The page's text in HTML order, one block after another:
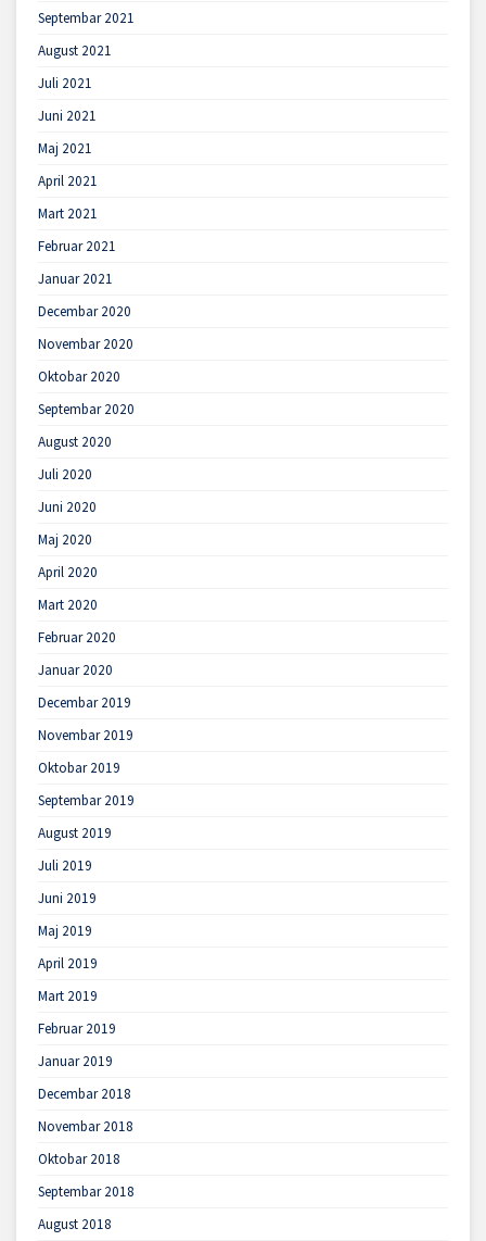
Septembar 2021
August 2021
Juli 2021
Juni 2021
Maj 2021
April 2021
Mart 2021
Februar 2021
Januar 2021
Decembar 2020
Novembar 2020
Oktobar 2020
Septembar 2020
August 2020
Juli 2020
Juni 2020
Maj 2020
April 2020
Mart 2020
Februar 2020
Januar 2020
Decembar 2019
Novembar 2019
Oktobar 2019
Septembar 2019
August 2019
Juli 2019
Juni 2019
Maj 2019
April 2019
Mart 2019
Februar 2019
Januar 2019
Decembar 2018
Novembar 2018
Oktobar 2018
Septembar 2018
August 2018